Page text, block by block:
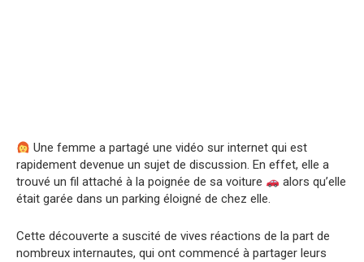
Une femme a partagé une vidéo sur internet qui est
rapidement devenue un sujet de discussion. En effet, elle a
trouvé un fil attaché à la poignée de sa voiture
alors qu’elle
était garée dans un parking éloigné de chez elle.
Cette découverte a suscité de vives réactions de la part de
nombreux internautes, qui ont commencé à partager leurs